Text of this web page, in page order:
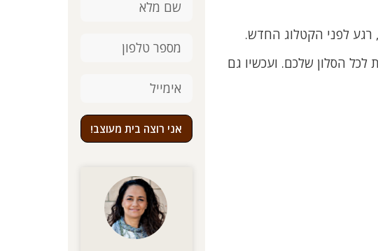
הסלון שלכם. ועכשיו גם
אני רוצה בית מעוצב!